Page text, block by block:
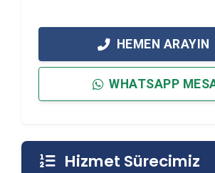
HEMEN ARAYIN
WHATSAPP
Hizmet Sürecimiz